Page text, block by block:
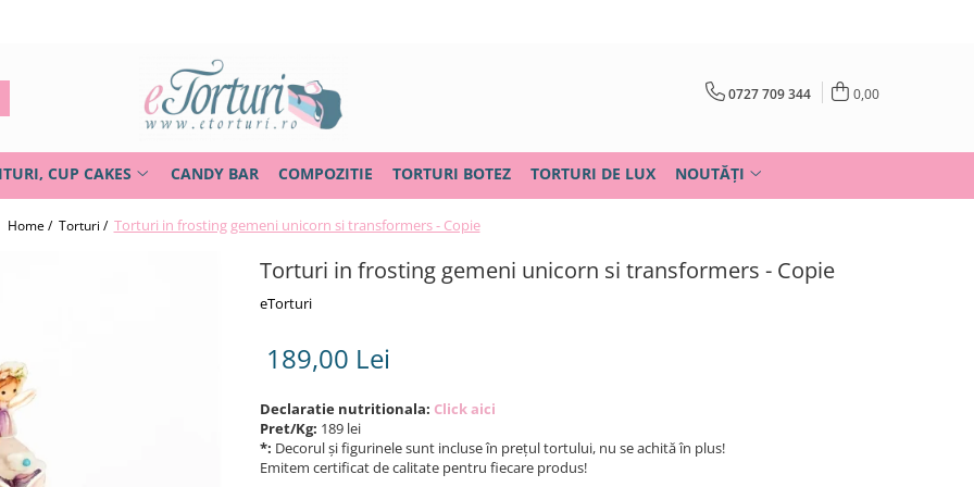
0727 709 344 0,00
CUP CAKES CANDY BAR COMPOZITIE TORTURI BOTEZ TORTURI DE LUX NOUTĂȚI
Home / Torturi / Torturi in frosting gemeni unicorn si transformers - Copie
Torturi in frosting gemeni unicorn si transformers - Copie
eTorturi
189,00 Lei
Declaratie nutritionala: Click aici
Pret/Kg: 189 lei
*: Decorul și figurinele sunt incluse în prețul tortului, nu se achită în plus!
Emitem certificat de calitate pentru fiecare produs!